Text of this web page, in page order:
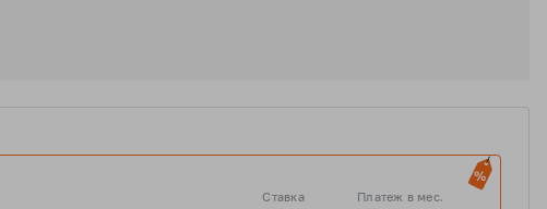
Ставка Платеж в мес.